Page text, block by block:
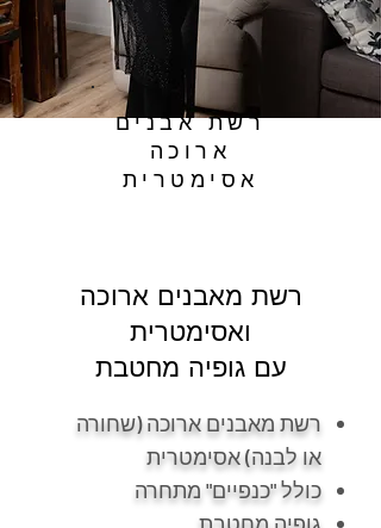
רשת אבנים
ארוכה
אסימטרית
רשת מאבנים ארוכה
ואסימטרית
עם גופיה מחטבת
רשת מאבנים ארוכה (שחורה
או לבנה) אסימטרית
כולל "כנפיים" מתחרה